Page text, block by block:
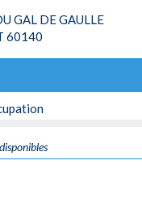
GAL DE GAULLE
60140